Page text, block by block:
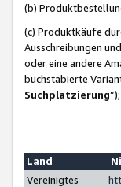
(b)
(c) Produktkäufe
Ausschreibungen
oder eine andere
buchstabierte
Suchplatzierung”);
Land
Vereinigtes